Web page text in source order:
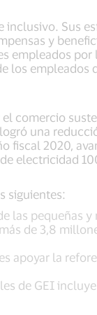
inclusivo. Sus
y
empleados por
los empleados
comercio
una
fiscal 2020,
electricidad
siguientes:
las pequeñas y
de 3,8
apoyar la
de GEI